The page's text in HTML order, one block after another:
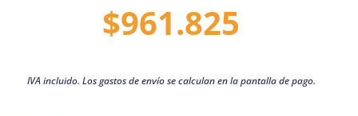
$961.825
IVA incluido. Los gastos de envío se calculan en la pantalla de pago.